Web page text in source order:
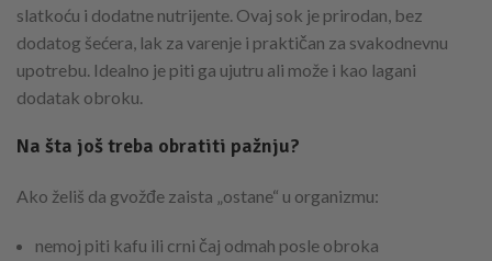
slatkoću i dodatne nutrijente. Ovaj sok je prirodan, bez
dodatog šećera, lak za varenje i praktičan za svakodnevnu
upotrebu. Idealno je piti ga ujutru ali može i kao lagani
dodatak obroku.
Na šta još treba obratiti pažnju?
Ako želiš da gvožđe zaista „ostane“ u organizmu:
nemoj piti kafu ili crni čaj odmah posle obroka